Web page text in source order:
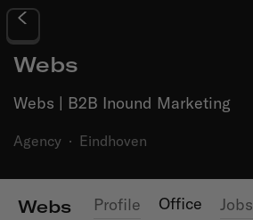
Webs
Webs | B2B Inound Marketing
Agency · Eindhoven
Webs Profile Office Jobs